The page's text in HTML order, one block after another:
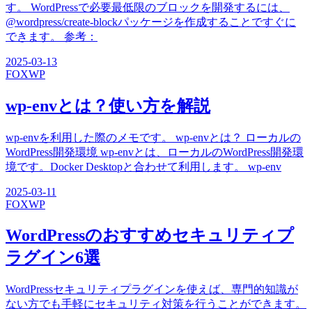
す。 WordPressで必要最低限のブロックを開発するには、
@wordpress/create-blockパッケージを作成することですぐに
できます。 参考：
2025-03-13
FOXWP
wp-envとは？使い方を解説
wp-envを利用した際のメモです。 wp-envとは？ ローカルの
WordPress開発環境 wp-envとは、ローカルのWordPress開発環
境です。Docker Desktopと合わせて利用します。 wp-env
2025-03-11
FOXWP
WordPressのおすすめセキュリティプ
ラグイン6選
WordPressセキュリティプラグインを使えば、専門的知識が
ない方でも手軽にセキュリティ対策を行うことができます。